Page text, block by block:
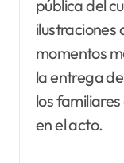
pública del
ilustraciones
momentos
la entrega
los
en el acto.